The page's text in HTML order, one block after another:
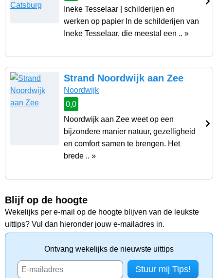
Ineke Tesselaar | schilderijen en
werken op papier In de schilderijen van
Ineke Tesselaar, die meestal een .. »
Strand Noordwijk aan Zee
Noordwijk
0,0
Noordwijk aan Zee weet op een
bijzondere manier natuur, gezelligheid
en comfort samen te brengen. Het
brede .. »
Blijf op de hoogte
Wekelijks per e-mail op de hoogte blijven van de leukste
uittips? Vul dan hieronder jouw e-mailadres in.
Ontvang wekelijks de nieuwste uittips